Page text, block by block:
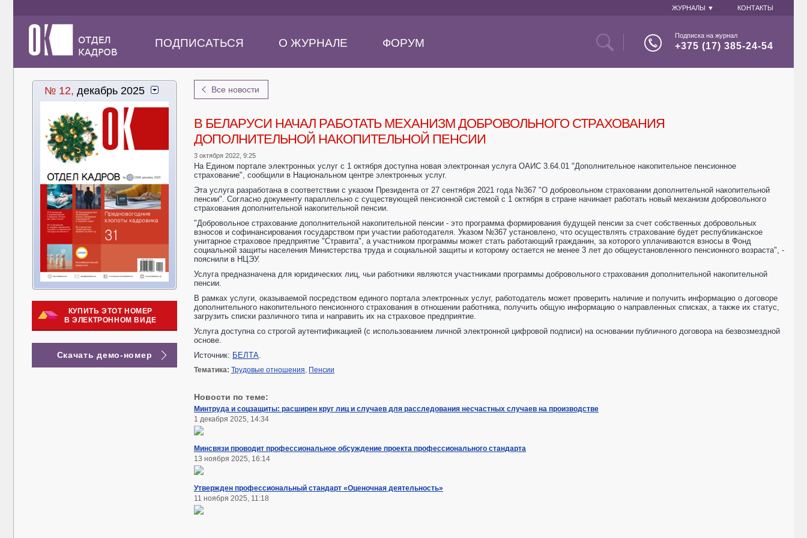
ЖУРНАЛЫ ▼ КОНТАКТЫ
ПОДПИСАТЬСЯ О ЖУРНАЛЕ ФОРУМ
Подписка на журнал
+375 (17) 385-24-54
№ 12, декабрь 2025
КУПИТЬ ЭТОТ НОМЕР
В ЭЛЕКТРОННОМ ВИДЕ
Скачать демо-номер
Все новости
В БЕЛАРУСИ НАЧАЛ РАБОТАТЬ МЕХАНИЗМ ДОБРОВОЛЬНОГО СТРАХОВАНИЯ
ДОПОЛНИТЕЛЬНОЙ НАКОПИТЕЛЬНОЙ ПЕНСИИ
3 октября 2022, 9:25
На Едином портале электронных услуг с 1 октября доступна новая электронная услуга ОАИС 3.64.01 "Дополнительное накопительное пенсионное
страхование", сообщили в Национальном центре электронных услуг.
Эта услуга разработана в соответствии с указом Президента от 27 сентября 2021 года №367 "О добровольном страховании дополнительной накопительной
пенсии". Согласно документу параллельно с существующей пенсионной системой с 1 октября в стране начинает работать новый механизм добровольного
страхования дополнительной накопительной пенсии.
"Добровольное страхование дополнительной накопительной пенсии - это программа формирования будущей пенсии за счет собственных добровольных
взносов и софинансирования государством при участии работодателя. Указом №367 установлено, что осуществлять страхование будет республиканское
унитарное страховое предприятие "Стравита", а участником программы может стать работающий гражданин, за которого уплачиваются взносы в Фонд
социальной защиты населения Министерства труда и социальной защиты и которому остается не менее 3 лет до общеустановленного пенсионного возраста", -
пояснили в НЦЭУ.
Услуга предназначена для юридических лиц, чьи работники являются участниками программы добровольного страхования дополнительной накопительной
пенсии.
В рамках услуги, оказываемой посредством единого портала электронных услуг, работодатель может проверить наличие и получить информацию о договоре
дополнительного накопительного пенсионного страхования в отношении работника, получить общую информацию о направленных списках, а также их статус,
загрузить списки различного типа и направить их на страховое предприятие.
Услуга доступна со строгой аутентификацией (с использованием личной электронной цифровой подписи) на основании публичного договора на безвозмездной
основе.
Источник: БЕЛТА.
Тематика: Трудовые отношения, Пенсии
Новости по теме:
Минтруда и соцзащиты: расширен круг лиц и случаев для расследования несчастных случаев на производстве
1 декабря 2025, 14:34
Минсвязи проводит профессиональное обсуждение проекта профессионального стандарта
13 ноября 2025, 16:14
Утвержден профессиональный стандарт «Оценочная деятельность»
11 ноября 2025, 11:18